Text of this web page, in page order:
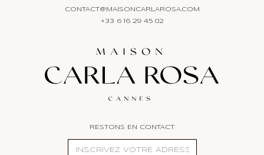
CONTACT@MAISONCARLAROSA.COM
+33 6 16 29 45 02
RESTONS EN CONTACT